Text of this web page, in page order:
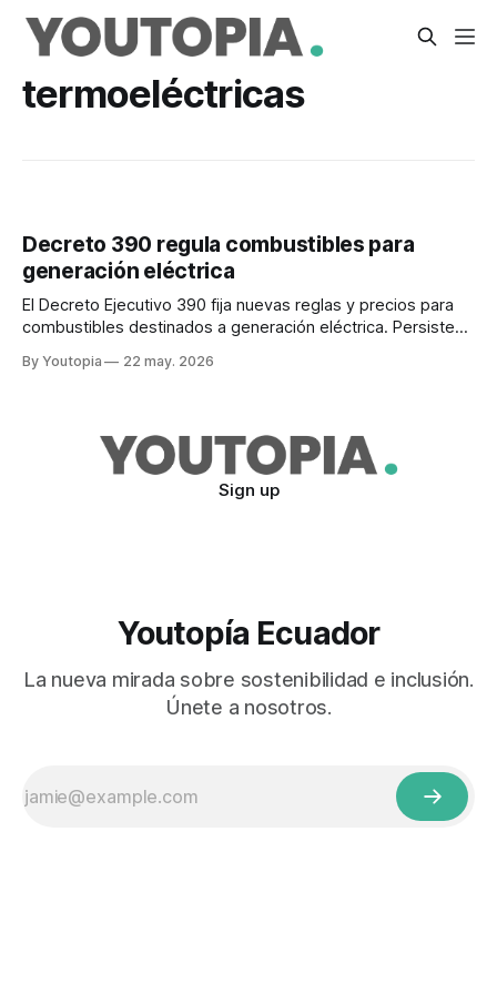
termoeléctricas
Decreto 390 regula combustibles para
generación eléctrica
El Decreto Ejecutivo 390 fija nuevas reglas y precios para
combustibles destinados a generación eléctrica. Persisten
By Youtopia 22 may. 2026
Sign up
Youtopía Ecuador
La nueva mirada sobre sostenibilidad e inclusión.
Únete a nosotros.